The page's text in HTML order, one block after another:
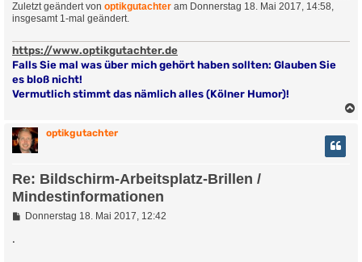
Zuletzt geändert von optikgutachter am Donnerstag 18. Mai 2017, 14:58,
insgesamt 1-mal geändert.
https://www.optikgutachter.de
Falls Sie mal was über mich gehört haben sollten: Glauben Sie
es bloß nicht!
Vermutlich stimmt das nämlich alles (Kölner Humor)!
optikgutachter
Re: Bildschirm-Arbeitsplatz-Brillen /
Mindestinformationen
BDonnerstag 18. Mai 2017, 12:42
.